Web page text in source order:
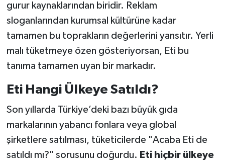
gurur kaynaklarından biridir. Reklam
sloganlarından kurumsal kültürüne kadar
tamamen bu toprakların değerlerini yansıtır. Yerli
malı tüketmeye özen gösteriyorsan, Eti bu
tanıma tamamen uyan bir markadır.
Eti Hangi Ülkeye Satıldı?
Son yıllarda Türkiye’deki bazı büyük gıda
markalarının yabancı fonlara veya global
şirketlere satılması, tüketicilerde "Acaba Eti de
satıldı mı?" sorusunu doğurdu. Eti hiçbir ülkeye